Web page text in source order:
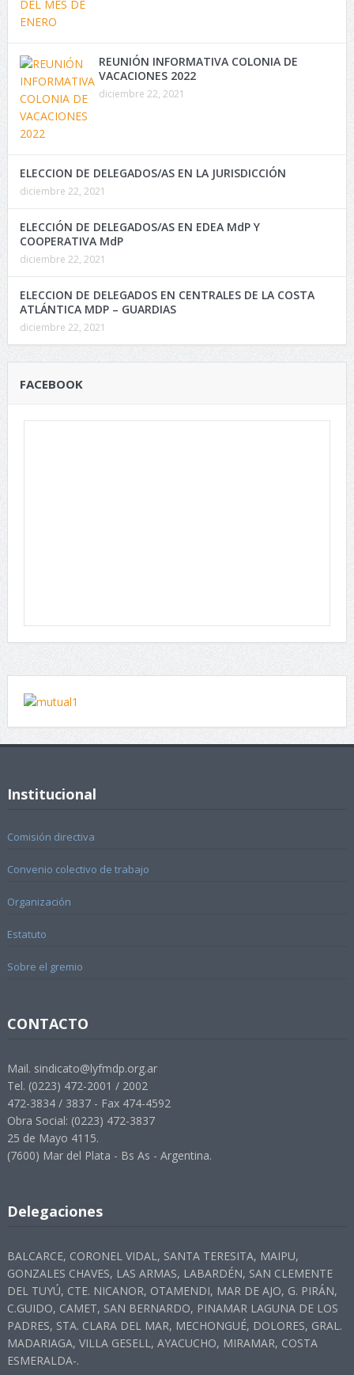
REUNIÓN INFORMATIVA COLONIA DE
VACACIONES 2022
diciembre 22, 2021
ELECCION DE DELEGADOS/AS EN LA JURISDICCIÓN
diciembre 22, 2021
ELECCIÓN DE DELEGADOS/AS EN EDEA MdP Y
COOPERATIVA MdP
diciembre 22, 2021
ELECCION DE DELEGADOS EN CENTRALES DE LA COSTA
ATLÁNTICA MDP – GUARDIAS
diciembre 22, 2021
FACEBOOK
Institucional
Comisión directiva
Convenio colectivo de trabajo
Organización
Estatuto
Sobre el gremio
CONTACTO
Mail. sindicato@lyfmdp.org.ar
Tel. (0223) 472-2001 / 2002
472-3834 / 3837 - Fax 474-4592
Obra Social: (0223) 472-3837
25 de Mayo 4115.
(7600) Mar del Plata - Bs As - Argentina.
Delegaciones
BALCARCE, CORONEL VIDAL, SANTA TERESITA, MAIPU,
GONZALES CHAVES, LAS ARMAS, LABARDÉN, SAN CLEMENTE
DEL TUYÚ, CTE. NICANOR, OTAMENDI, MAR DE AJO, G. PIRÁN,
C.GUIDO, CAMET, SAN BERNARDO, PINAMAR LAGUNA DE LOS
PADRES, STA. CLARA DEL MAR, MECHONGUÉ, DOLORES, GRAL.
MADARIAGA, VILLA GESELL, AYACUCHO, MIRAMAR, COSTA
ESMERALDA-.